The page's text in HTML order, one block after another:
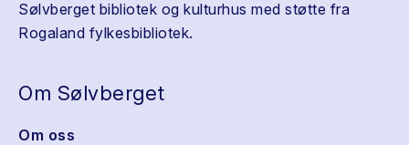
Sølvberget bibliotek og kulturhus med støtte fra
Rogaland fylkesbibliotek.
Om Sølvberget
Om oss